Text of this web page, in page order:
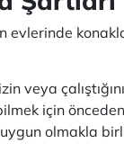
evlerinde
veya
için
olmakla